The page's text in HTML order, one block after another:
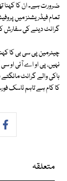
ضرورت ہے۔ ان کا
تمام فیڈریشنز میں
گرانٹ دینے کی سفارش
چیئرمین پی سی بی کا
نہیں، پی او اے آئی
ہاکی والے گرانٹ
کا کام ہے تاہم ٹاسک
متعلقہ